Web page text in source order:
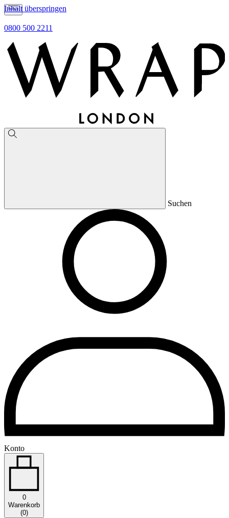
Inhalt überspringen
0800 500 2211
Suchen
Konto
0
Warenkorb
(0)